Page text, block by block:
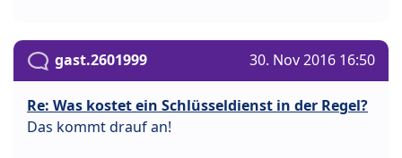
gast.2601999 30. Nov 2016 16:50
Re: Was kostet ein Schlüsseldienst in der Regel?
Das kommt drauf an!